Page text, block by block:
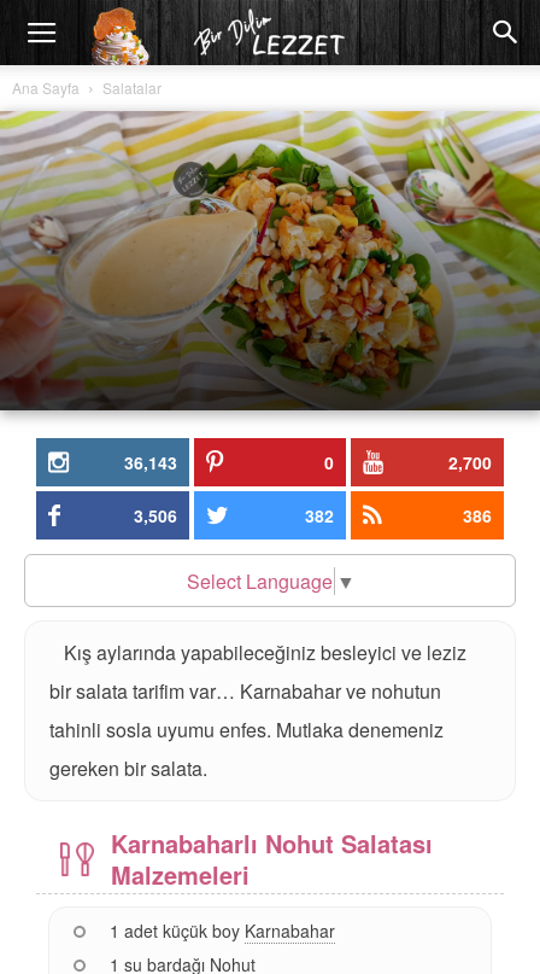
Ana Sayfa Salatalar
36,143 0 2,700
3,506 382 386
Select Language ▼
Kış aylarında yapabileceğiniz besleyici ve leziz
bir salata tarifim var… Karnabahar ve nohutun
tahinli sosla uyumu enfes. Mutlaka denemeniz
gereken bir salata.
Karnabaharlı Nohut Salatası
Malzemeleri
1 adet küçük boy Karnabahar
1 su bardağı Nohut